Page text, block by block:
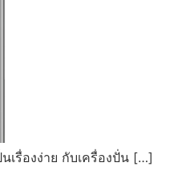
เรื่องง่าย กับเครื่องปั่น […]